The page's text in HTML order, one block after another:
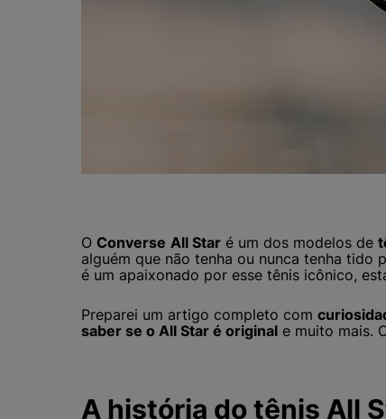
O Converse All Star é um dos modelos de
alguém que não tenha ou nunca tenha tido
é um apaixonado por esse tênis icônico,
Preparei um artigo completo com
saber se o All Star é original e muito mais.
A história do tênis All